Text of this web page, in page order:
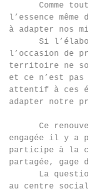
Comme
l’essence
à adapter nos
Si
l’occasion de
territoire ne
et ce n’est
attentif à ces
adapter notre
Ce
engagée il y a
participe à la
partagée, gage
La
au centre